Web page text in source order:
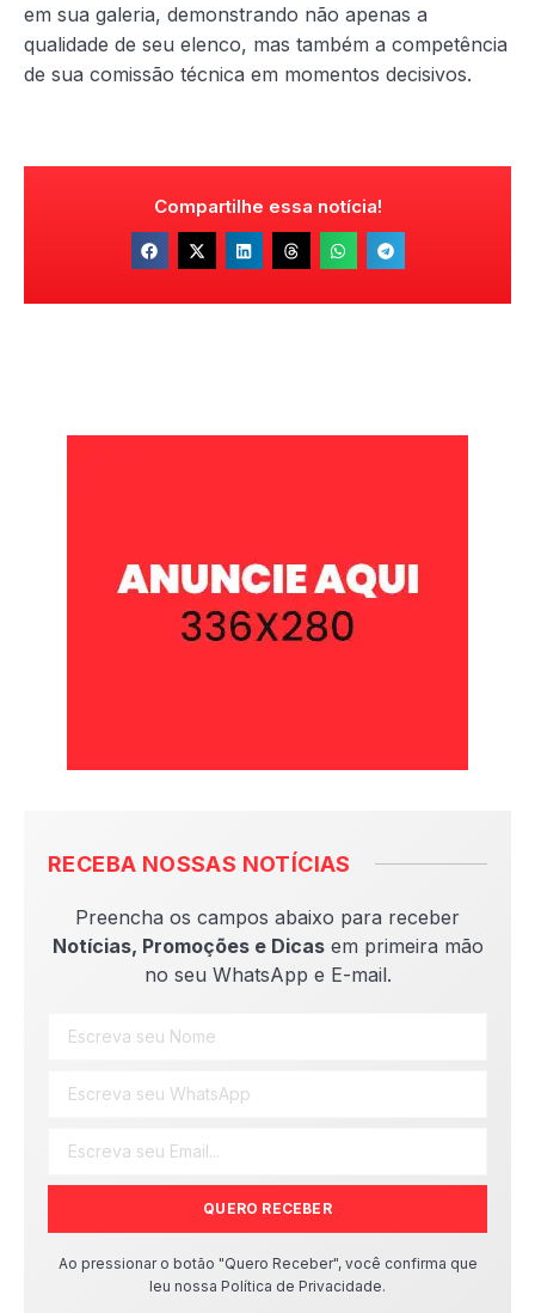
em sua galeria, demonstrando não apenas a
qualidade de seu elenco, mas também a competência
de sua comissão técnica em momentos decisivos.
Compartilhe essa notícia!
RECEBA NOSSAS NOTÍCIAS
Preencha os campos abaixo para receber
Notícias, Promoções e Dicasem primeira mão
no seu WhatsApp e E-mail.
QUERO RECEBER
Ao pressionar o botão "Quero Receber", você confirma que
leu nossa Política de Privacidade.